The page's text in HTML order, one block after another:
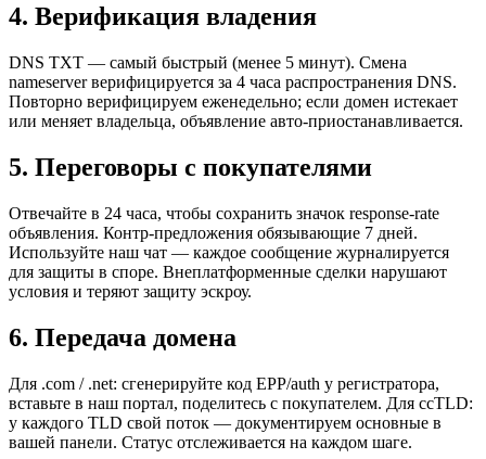
4. Верификация владения
DNS TXT — самый быстрый (менее 5 минут). Смена
nameserver верифицируется за 4 часа распространения DNS.
Повторно верифицируем еженедельно; если домен истекает
или меняет владельца, объявление авто-приостанавливается.
5. Переговоры с покупателями
Отвечайте в 24 часа, чтобы сохранить значок response-rate
объявления. Контр-предложения обязывающие 7 дней.
Используйте наш чат — каждое сообщение журналируется
для защиты в споре. Внеплатформенные сделки нарушают
условия и теряют защиту эскроу.
6. Передача домена
Для .com / .net: сгенерируйте код EPP/auth у регистратора,
вставьте в наш портал, поделитесь с покупателем. Для ccTLD:
у каждого TLD свой поток — документируем основные в
вашей панели. Статус отслеживается на каждом шаге.